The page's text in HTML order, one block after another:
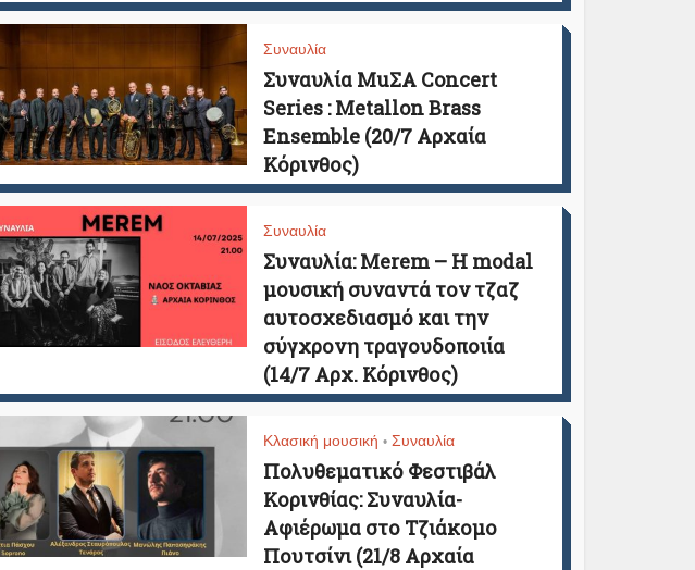
Συναυλία
Συναυλία MuΣΑ Concert
Series : Metallon Brass
Ensemble (20/7 Αρχαία
Κόρινθος)
Συναυλία
Συναυλία: Merem – Η modal
μουσική συναντά τον τζαζ
αυτοσχεδιασμό και την
σύγχρονη τραγουδοποιία
(14/7 Αρχ. Κόρινθος)
Κλασική μουσική • Συναυλία
Πολυθεματικό Φεστιβάλ
Κορινθίας: Συναυλία-
Αφιέρωμα στο Τζιάκομο
Πουτσίνι (21/8 Αρχαία